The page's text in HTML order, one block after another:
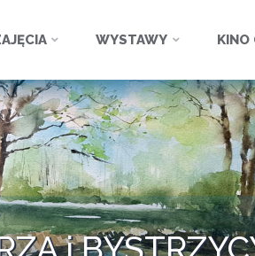
WYSTAWY KINO